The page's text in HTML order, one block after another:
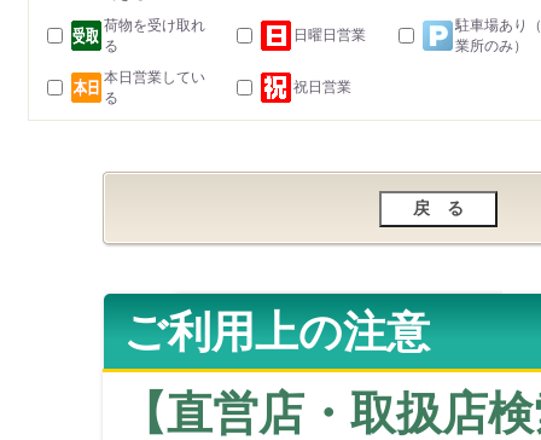
荷物を受け取れ
る
日曜日営業
駐車場あり
業所のみ）
本日営業してい
る
祝日営業
ご利用上の注意
【直営店・取扱店